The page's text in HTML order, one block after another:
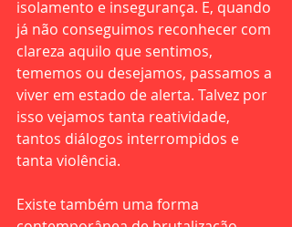
isolamento e insegurança. E, quando
já não conseguimos reconhecer com
clareza aquilo que sentimos,
tememos ou desejamos, passamos a
viver em estado de alerta. Talvez por
isso vejamos tanta reatividade,
tantos diálogos interrompidos e
tanta violência.
Existe também uma forma